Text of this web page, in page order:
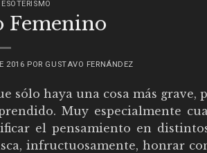
Femenino
2016 POR GUSTAVO FERNÁNDEZ
sólo haya una cosa más grave,
Muy especialmente
el pensamiento en
infructuosamente, honrar